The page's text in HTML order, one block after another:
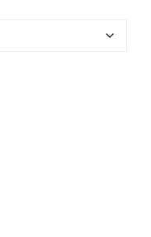
630,00 €